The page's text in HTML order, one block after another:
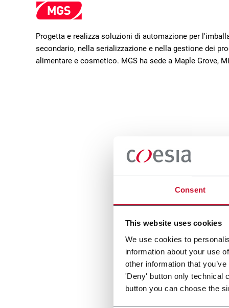
Consent
This website uses cookies
We use cookies to
information about your use
other information that
'Deny' button only technical
button you can choose the
Progetta e realizza soluzioni di automazione per
secondario, nella serializzazione e nella gestione dei
alimentare e cosmetico. MGS ha sede a Maple Grove,